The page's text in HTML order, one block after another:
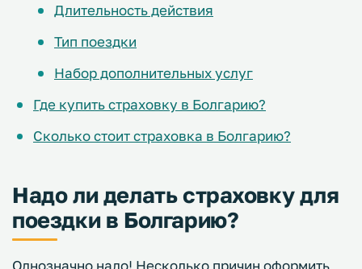
Длительность действия
Тип поездки
Набор дополнительных услуг
Где купить страховку в Болгарию?
Сколько стоит страховка в Болгарию?
Надо ли делать страховку для
поездки в Болгарию?
Однозначно надо! Несколько причин оформить